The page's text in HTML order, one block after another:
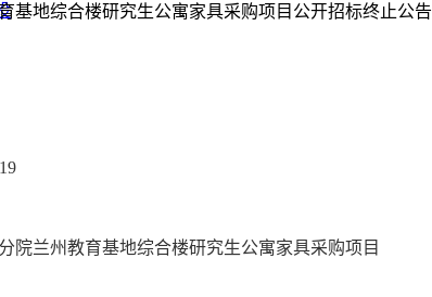
基地综合楼研究生公寓家具采购项目公开招标终止公告
院兰州教育基地综合楼研究生公寓家具采购项目